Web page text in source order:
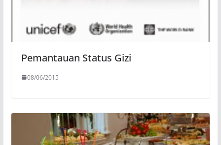
Pemantauan Status Gizi
08/06/2015